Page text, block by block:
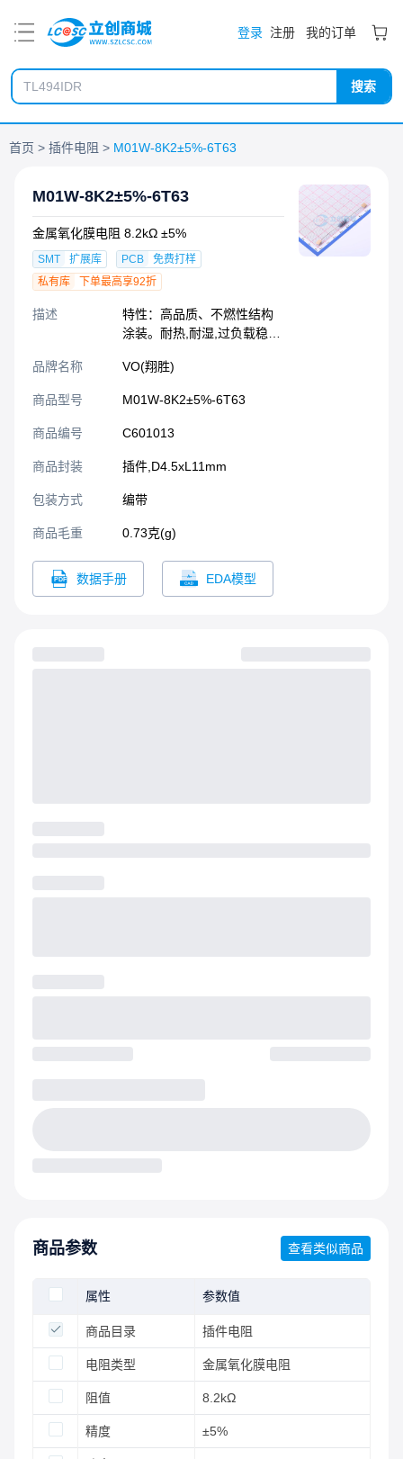
登录 注册 我的订单
搜索
首页 插件电阻 M01W-8K2±5%-6T63
M01W-8K2±5%-6T63
金属氧化膜电阻 8.2kΩ ±5%
SMT 扩展库 PCB
免费打样
私有库
下单最高享92折
描述
特性：高品质、不燃性结构
涂装。耐热,耐湿,过负载稳定
(±2%)。可供散装、编带
73mm、93mm、成型、剪
脚。阻抗范围高 (0Ω1 10MΩ)
品牌名称 VO(翔胜)
商品型号 M01W-8K2±5%-6T63
商品编号 C601013
商品封装 插件,D4.5xL11mm​
包装方式 编带
商品毛重 0.73克(g)
数据手册 EDA模型
商品参数 查看类似商品
属性 参数值
商品目录 插件电阻
电阻类型 金属氧化膜电阻
阻值 8.2kΩ
精度 ±5%